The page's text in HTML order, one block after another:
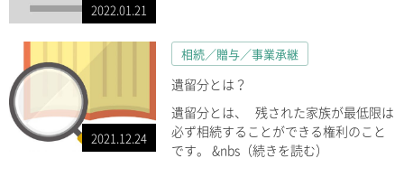
2022.01.21
2021.12.24
相続／贈与／事業承継
遺留分とは？
遺留分とは、 残された家族が最低限は
必ず相続することができる権利のこと
です。 &nbs（続きを読む）